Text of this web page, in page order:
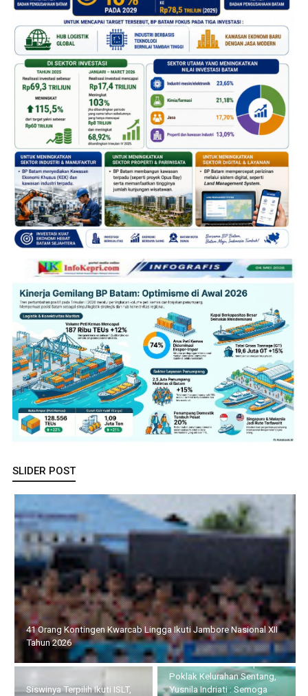
SLIDER POST
41 Orang Kontingen Kwarcab Lingga Ikuti Jambore Nasional XII
Tahun 2026
Siswinya Terpilih Ikuti ISLT,
Serahkan Bantuan kepada
Poklak Kelurahan Sentang,
Yusnila Indriati : Semoga